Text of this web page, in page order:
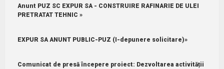
Anunt PUZ SC EXPUR SA - CONSTRUIRE RAFINARIE DE ULEI
PRETRATAT TEHNIC »
EXPUR SA ANUNT PUBLIC-PUZ (I-depunere solicitare)»
Comunicat de presă începere proiect: Dezvoltarea activității